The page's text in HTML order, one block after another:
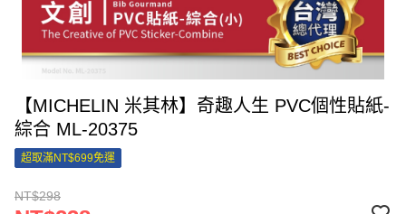
【MICHELIN 米其林】奇趣人生 PVC個性貼紙-
綜合 ML-20375
超取滿NT$699免運
NT$298